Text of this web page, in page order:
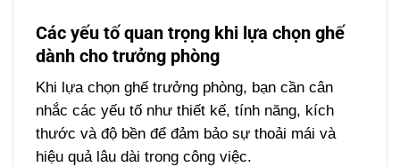
Các yếu tố quan trọng khi lựa chọn ghế
dành cho trưởng phòng
Khi lựa chọn ghế trưởng phòng, bạn cần cân
nhắc các yếu tố như thiết kế, tính năng, kích
thước và độ bền để đảm bảo sự thoải mái và
hiệu quả lâu dài trong công việc.